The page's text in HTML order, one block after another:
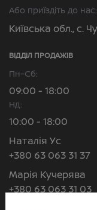
Або приїздіть до нас:
Київська обл., с.
ВІДДІЛ ПРОДАЖІВ
Пн–Сб:
09:00 - 18:00
Нд:
10:00 - 18:00
Наталія Ус
+380 63 063 31 37
Марія Кучерява
+380 63 063 31 03